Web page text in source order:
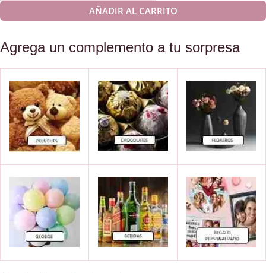
en
rojo
AÑADIR AL CARRITO
Agrega un complemento a tu sorpresa